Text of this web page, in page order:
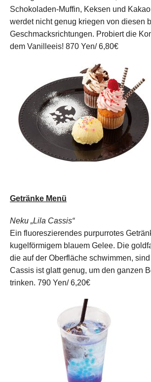
Schokoladen-Muffin, Keksen und
werdet nicht genug kriegen von diesen
Geschmacksrichtungen. Probiert die
dem Vanilleeis! 870 Yen/ 6,80€
Getränke Menü
Neku „Lila Cassis“
Ein fluoreszierendes purpurrotes
kugelförmigem blauem Gelee. Die
die auf der Oberfläche schwimmen,
Cassis ist glatt genug, um den ganzen
trinken. 790 Yen/ 6,20€